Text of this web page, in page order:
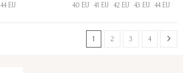
44 EU 40 EU 41 EU 42 EU 43 EU 44 EU
1 2 3 4